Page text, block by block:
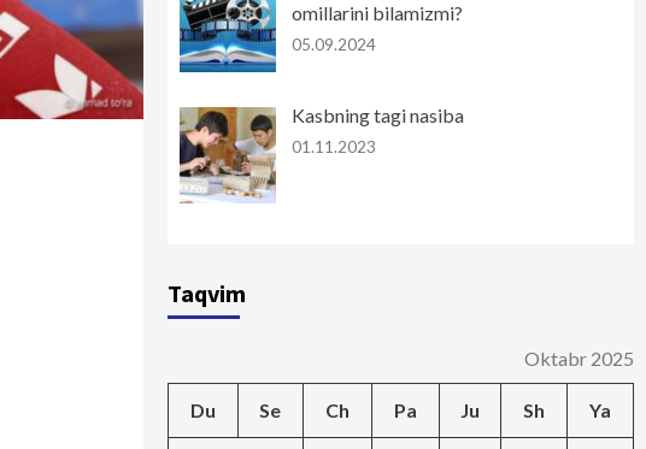
omillarini bilamizmi?
05.09.2024
Kasbning tagi nasiba
01.11.2023
Taqvim
Oktabr 2025
Du Se Ch Pa Ju Sh Ya